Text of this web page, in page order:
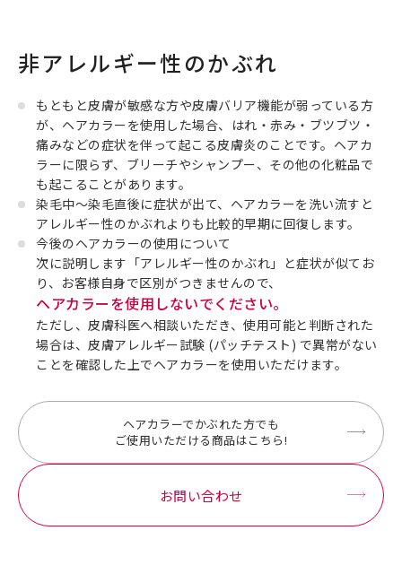
非アレルギー性のかぶれ
もともと皮膚が敏感な方や皮膚バリア機能が弱っている方
が、ヘアカラーを使用した場合、はれ・赤み・ブツブツ・
痛みなどの症状を伴って起こる皮膚炎のことです。ヘアカ
ラーに限らず、ブリーチやシャンプー、その他の化粧品で
も起こることがあります。
染毛中～染毛直後に症状が出て、ヘアカラーを洗い流すと
アレルギー性のかぶれよりも比較的早期に回復します。
今後のヘアカラーの使用について
次に説明します「アレルギー性のかぶれ」と症状が似てお
り、お客様自身で区別がつきませんので、
ヘアカラーを使用しないでください。
ただし、皮膚科医へ相談いただき、使用可能と判断された
場合は、皮膚アレルギー試験 (パッチテスト) で異常がない
ことを確認した上でヘアカラーを使用いただけます。
ヘアカラーでかぶれた方でも
ご使用いただける商品はこちら!
お問い合わせ